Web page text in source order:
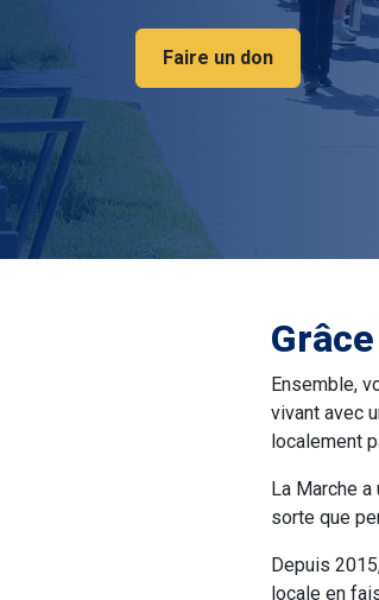
Faire un don
Ensemble,
vivant avec
localement
La Marche
sorte que
Depuis
locale en